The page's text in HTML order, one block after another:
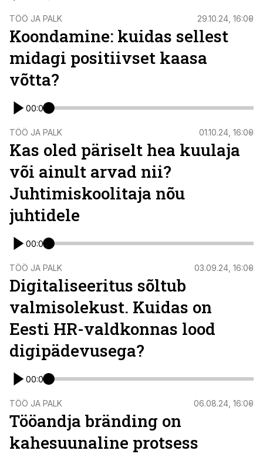
TÖÖ JA PALK 29.10.24, 16:00
Koondamine: kuidas sellest
midagi positiivset kaasa
võtta?
00:00
TÖÖ JA PALK 01.10.24, 16:00
Kas oled päriselt hea kuulaja
või ainult arvad nii?
Juhtimiskoolitaja nõu
juhtidele
00:00
TÖÖ JA PALK 03.09.24, 16:00
Digitaliseeritus sõltub
valmisolekust. Kuidas on
Eesti HR-valdkonnas lood
digipädevusega?
00:00
TÖÖ JA PALK 06.08.24, 16:00
Tööandja bränding on
kahesuunaline protsess